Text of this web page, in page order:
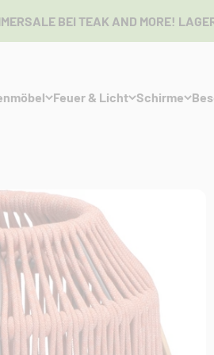
BEI TEAK AND MORE!
Feuer & Licht Schirme